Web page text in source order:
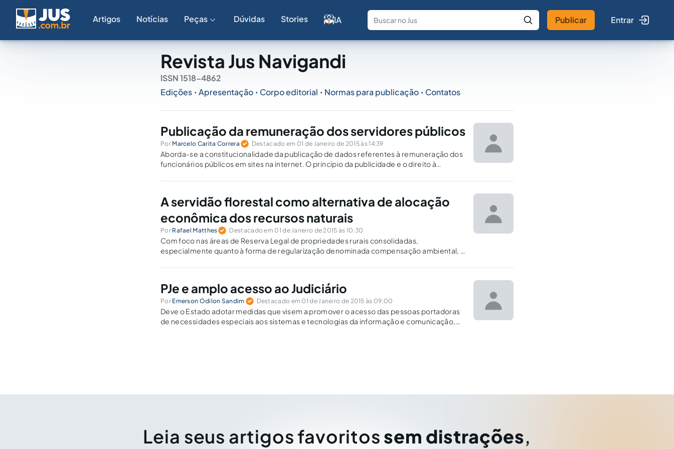
Artigos Notícias Peças Dúvidas Stories IA
Fale com a IA Buscar no Jus
Publicar Entrar
Revista Jus Navigandi
ISSN 1518-4862
Edições • Apresentação • Corpo editorial • Normas para publicação • Contatos
Publicação da remuneração dos servidores públicos
Por Marcelo Carita Correra Destacado em 01 de Janeiro de 2015 às 14:39
Aborda-se a constitucionalidade da publicação de dados referentes à remuneração dos
funcionários públicos em sites na internet. O princípio da publicidade e o direito à
A servidão florestal como alternativa de alocação
econômica dos recursos naturais
Por Rafael Matthes Destacado em 01 de Janeiro de 2015 às 10:30
Com foco nas áreas de Reserva Legal de propriedades rurais consolidadas,
especialmente quanto à forma de regularização denominada compensação ambiental, o
PJe e amplo acesso ao Judiciário
Por Emerson Odilon Sandim Destacado em 01 de Janeiro de 2015 às 09:00
Deve o Estado adotar medidas que visem a promover o acesso das pessoas portadoras
de necessidades especiais aos sistemas e tecnologias da informação e comunicação,
Leia seus artigos favoritos sem distrações,